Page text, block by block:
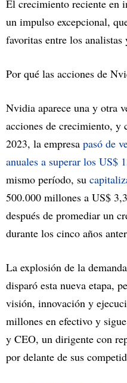
El crecimiento reciente en
un impulso excepcional,
favoritas entre los analistas
Por qué las acciones de
Nvidia aparece una y otra
acciones de crecimiento, y
2023, la empresa pasó de
anuales a superar los US$
mismo período, su
500.000 millones a US$
después de promediar un
durante los cinco años
La explosión de la
disparó esta nueva etapa,
visión, innovación y
millones en efectivo y
y CEO, un dirigente con
por delante de sus